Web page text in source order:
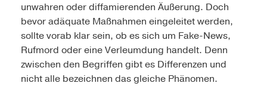
unwahren oder diffamierenden Äußerung. Doch
bevor adäquate Maßnahmen eingeleitet werden,
sollte vorab klar sein, ob es sich um Fake-News,
Rufmord oder eine Verleumdung handelt. Denn
zwischen den Begriffen gibt es Differenzen und
nicht alle bezeichnen das gleiche Phänomen.